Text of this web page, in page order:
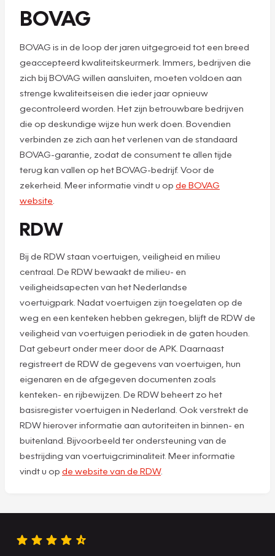
BOVAG
BOVAG is in de loop der jaren uitgegroeid tot een breed
geaccepteerd kwaliteitskeurmerk. Immers, bedrijven die
zich bij BOVAG willen aansluiten, moeten voldoen aan
strenge kwaliteitseisen die ieder jaar opnieuw
gecontroleerd worden. Het zijn betrouwbare bedrijven
die op deskundige wijze hun werk doen. Bovendien
verbinden ze zich aan het verlenen van de standaard
BOVAG-garantie, zodat de consument te allen tijde
terug kan vallen op het BOVAG-bedrijf. Voor de
zekerheid. Meer informatie vindt u op de BOVAG
website
RDW
Bij de RDW staan voertuigen, veiligheid en milieu
centraal. De RDW bewaakt de milieu- en
veiligheidsapecten van het Nederlandse
voertuigpark. Nadat voertuigen zijn toegelaten op de
weg en een kenteken hebben gekregen, blijft de RDW de
veiligheid van voertuigen periodiek in de gaten houden.
Dat gebeurt onder meer door de APK. Daarnaast
registreert de RDW de gegevens van voertuigen, hun
eigenaren en de afgegeven documenten zoals
kenteken- en rijbewijzen. De RDW beheert zo het
basisregister voertuigen in Nederland. Ook verstrekt de
RDW hierover informatie aan autoriteiten in binnen- en
buitenland. Bijvoorbeeld ter ondersteuning van de
bestrijding van voertuigcriminaliteit. Meer informatie
vindt u op de website van de RDW.